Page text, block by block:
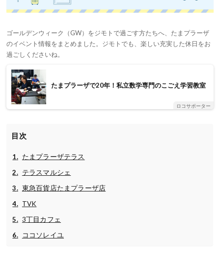
ゴールデンウィーク（GW）をジモトで過ごす方たちへ、たまプラーザ
のイベント情報をまとめました。ジモトでも、楽しい充実した休日をお
過ごしくださいね。
たまプラーザで20年！私立数学専門のこごえ学習教室
ロコサポーター
目次
たまプラーザテラス
テラスマルシェ
東急百貨店たまプラーザ店
TVK
3丁目カフェ
ココソレイユ